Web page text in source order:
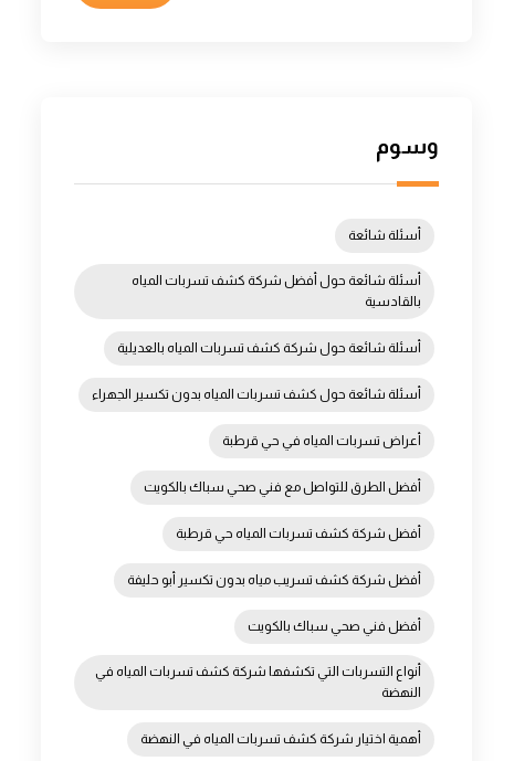
وترشيد استهلاك المياه . فالكشف المبكر عن التسربات يساعد على
وسوم
أسئلة شائعة
أسئلة شائعة حول أفضل شركة كشف تسربات المياه
بالقادسية
أسئلة شائعة حول شركة كشف تسربات المياه بالعديلية
أسئلة شائعة حول كشف تسربات المياه بدون تكسير الجهراء
أعراض تسربات المياه في حي قرطبة
أفضل الطرق للتواصل مع فني صحي سباك بالكويت
أفضل شركة كشف تسربات المياه حي قرطبة
أفضل شركة كشف تسريب مياه بدون تكسير أبو حليفة
أفضل فني صحي سباك بالكويت
أنواع التسربات التي تكشفها شركة كشف تسربات المياه في
النهضة
أهمية اختيار شركة كشف تسربات المياه في النهضة